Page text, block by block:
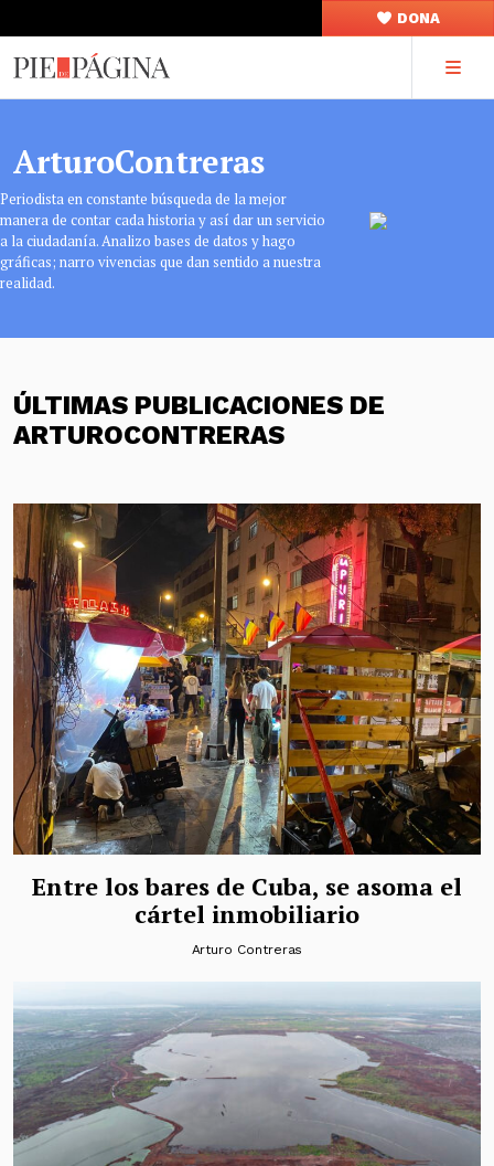
DONA
ArturoContreras
Periodista en constante búsqueda de la mejor
manera de contar cada historia y así dar un servicio
a la ciudadanía. Analizo bases de datos y hago
gráficas; narro vivencias que dan sentido a nuestra
realidad.
ÚLTIMAS PUBLICACIONES DE
ARTUROCONTRERAS
Entre los bares de Cuba, se asoma el
cártel inmobiliario
Arturo Contreras